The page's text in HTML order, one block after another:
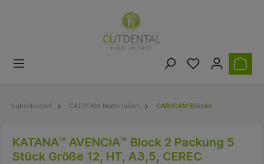
Laborbedarf CAD/CAM Materialien CAD/CAM Blöcke
KATANA™ AVENCIA™ Block 2 Packung 5
Stück Größe 12, HT, A3,5, CEREC